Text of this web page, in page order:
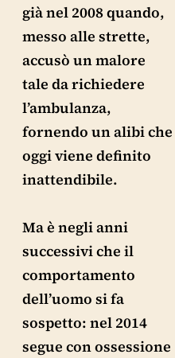
già nel 2008 quando,
messo alle strette,
accusò un malore
tale da richiedere
l’ambulanza,
fornendo un alibi che
oggi viene definito
inattendibile.
Ma è negli anni
successivi che il
comportamento
dell’uomo si fa
sospetto: nel 2014
segue con ossessione